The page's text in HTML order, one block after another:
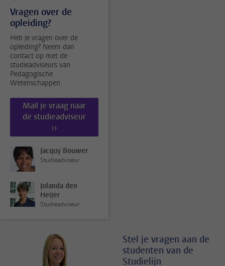
Vragen over de
opleiding?
Heb je vragen over de
opleiding? Neem dan
contact op met de
studieadviseurs van
Pedagogische
Wetenschappen.
Mail je vraag naar
de studieadviseur
››
Jacquy Bouwer
Studieadviseur
Jolanda den
Heijer
Studieadviseur
Stel je vragen aan de
studenten van de
Studielijn